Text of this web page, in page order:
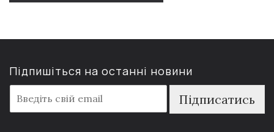
Підпишіться на останні новини
m
a
Підписатись